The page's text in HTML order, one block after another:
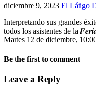
diciembre 9, 2023 El Látigo
Interpretando sus grandes
todos los asistentes de la
Martes 12 de diciembre,
Be the first to comment
Leave a Reply